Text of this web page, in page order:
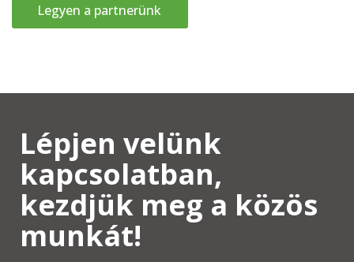
Legyen a partnerünk
Lépjen velünk
kapcsolatban,
kezdjük meg a közös
munkát!